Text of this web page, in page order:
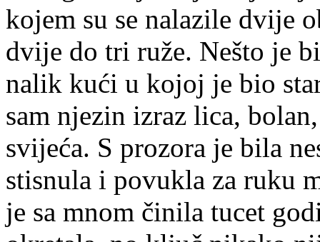
kojem su se nalazile dvije
dvije do tri ruže. Nešto je
nalik kući u kojoj je bio
sam njezin izraz lica,
svijeća. S prozora je bila
stisnula i povukla za ruku
je sa mnom činila tucet